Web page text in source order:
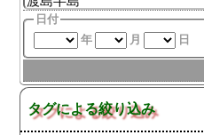
日付
年
月 日
タグによる絞り込み